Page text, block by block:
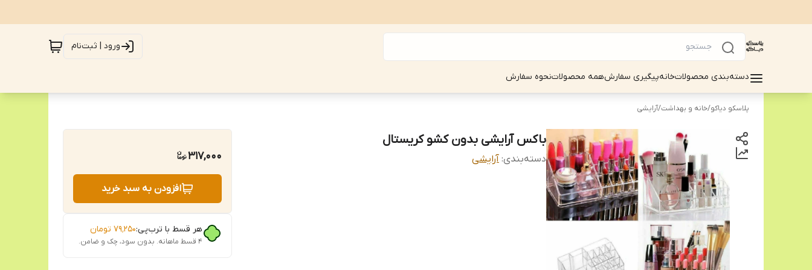
ورود | ثبت‌نام
دسته‌بندی محصولاتخانهپیگیری سفارشهمه محصولاتنحوه سفارش
پلاسکو دیاکو/خانه و بهداشت/آرایشی
باکس آرایشی بدون کشو کریستال
دسته‌بندی: آرایشی 317,000
افزودن به سبد خرید
هر قسط با ترب‌پی:۷۹٬۲۵۰ تومان
۴ قسط ماهانه. بدون سود، چک و ضامن.